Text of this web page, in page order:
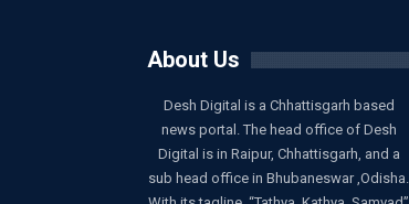
About Us
Desh Digital is a Chhattisgarh based
news portal. The head office of Desh
Digital is in Raipur, Chhattisgarh, and a
sub head office in Bhubaneswar ,Odisha.